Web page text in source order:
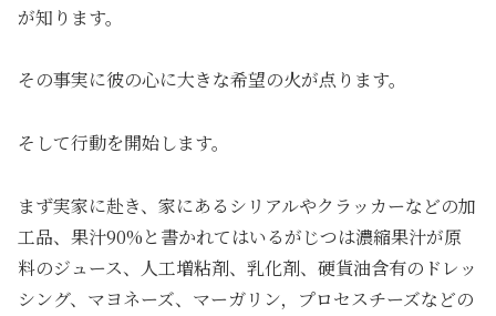
が知ります。
その事実に彼の心に大きな希望の火が点ります。
そして行動を開始します。
まず実家に赴き、家にあるシリアルやクラッカーなどの加
工品、果汁90%と書かれてはいるがじつは濃縮果汁が原
料のジュース、人工増粘剤、乳化剤、硬貨油含有のドレッ
シング、マヨネーズ、マーガリン，プロセスチーズなどの